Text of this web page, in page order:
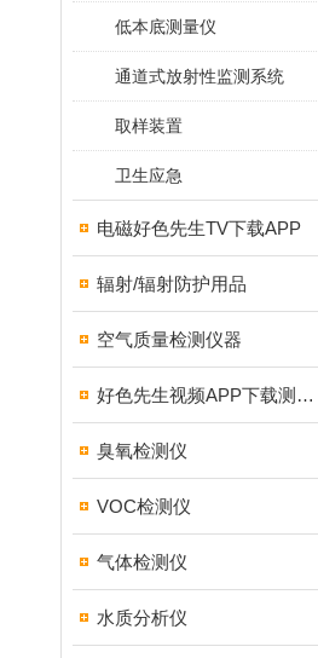
低本底测量仪
通道式放射性监测系统
取样装置
卫生应急
电磁好色先生TV下载APP
辐射/辐射防护用品
空气质量检测仪器
好色先生视频APP下载测试仪
臭氧检测仪
VOC检测仪
气体检测仪
水质分析仪